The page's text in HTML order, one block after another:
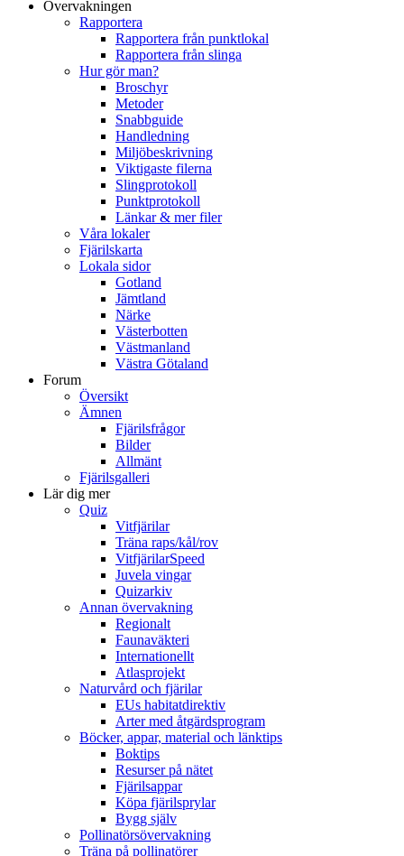
Övervakningen
Rapportera
Rapportera från punktlokal
Rapportera från slinga
Hur gör man?
Broschyr
Metoder
Snabbguide
Handledning
Miljöbeskrivning
Viktigaste filerna
Slingprotokoll
Punktprotokoll
Länkar & mer filer
Våra lokaler
Fjärilskarta
Lokala sidor
Gotland
Jämtland
Närke
Västerbotten
Västmanland
Västra Götaland
Forum
Översikt
Ämnen
Fjärilsfrågor
Bilder
Allmänt
Fjärilsgalleri
Lär dig mer
Quiz
Vitfjärilar
Träna raps/kål/rov
VitfjärilarSpeed
Juvela vingar
Quizarkiv
Annan övervakning
Regionalt
Faunaväkteri
Internationellt
Atlasprojekt
Naturvård och fjärilar
EUs habitatdirektiv
Arter med åtgärdsprogram
Böcker, appar, material och länktips
Boktips
Resurser på nätet
Fjärilsappar
Köpa fjärilsprylar
Bygg själv
Pollinatörsövervakning
Träna på pollinatörer